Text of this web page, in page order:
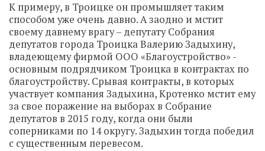
К примеру, в Троицке он промышляет таким
способом уже очень давно. А заодно и мстит
своему давнему врагу – депутату Собрания
депутатов города Троицка Валерию Задыхину,
владеющему фирмой ООО «Благоустройство» -
основным подрядчиком Троицка в контрактах по
благоустройству. Срывая контракты, в которых
участвует компания Задыхина, Кротенко мстит ему
за свое поражение на выборах в Собрание
депутатов в 2015 году, когда они были
соперниками по 14 округу. Задыхин тогда победил
с существенным перевесом.